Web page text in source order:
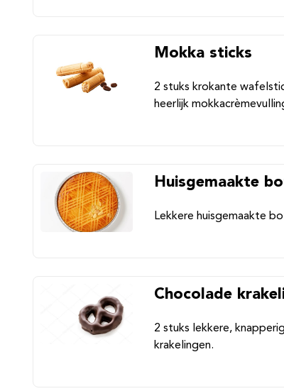
Mokka sticks
2 stuks krokante
heerlijk
Huisgemaakte
Lekkere huisgemaakte
Chocolade
2 stuks lekkere,
krakelingen.